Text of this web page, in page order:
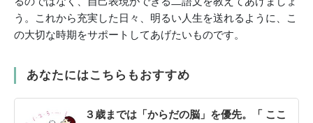
う。これから充実した日々、明るい人生を送れるように、こ
の大切な時期をサポートしてあげたいものです。
あなたにはこちらもおすすめ
３歳までは「からだの脳」を優先。「 ここ